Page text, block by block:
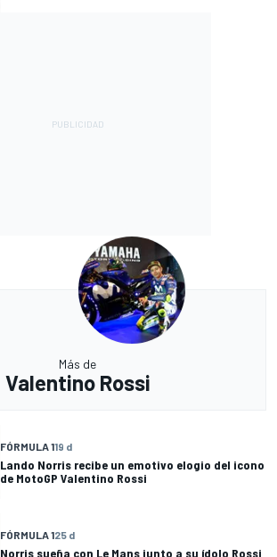
Más de
Valentino Rossi
FÓRMULA 119 d
Lando Norris recibe un emotivo elogio del icono
de MotoGP Valentino Rossi
FÓRMULA 125 d
Norris sueña con Le Mans junto a su ídolo Rossi